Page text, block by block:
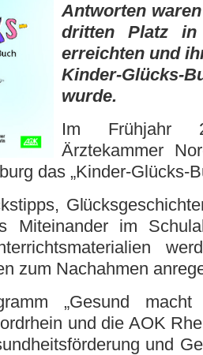
Antworten
dritten Platz in
erreichten und
Kinder-Glücks-
wurde.
Im Frühjahr
Ärztekammer
das „Kinder-Glücks-
Miteinander im
zum Nachahmen
„Gesund
und die AOK
und